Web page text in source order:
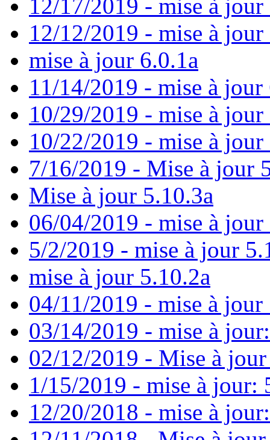
12/17/2019 - mise à jour
12/12/2019 - mise à jour
mise à jour 6.0.1a
11/14/2019 - mise à jour
10/29/2019 - mise à jour
10/22/2019 - mise à
7/16/2019 - Mise à jour
Mise à jour 5.10.3a
06/04/2019 - mise à
5/2/2019 - mise à jour
mise à jour 5.10.2a
04/11/2019 - mise à
03/14/2019 - mise à
02/12/2019 - Mise à
1/15/2019 - mise à jour:
12/20/2018 - mise à